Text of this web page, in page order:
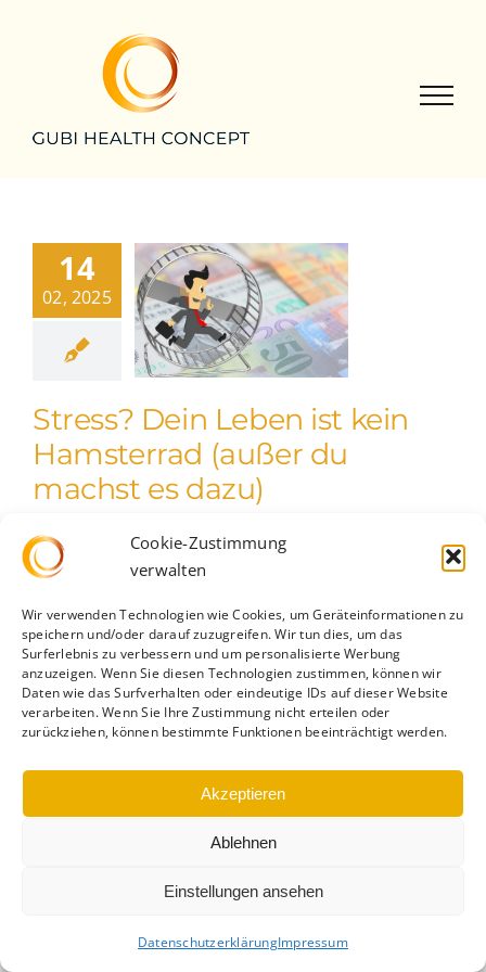
Cookie-Zustimmung
verwalten
Wir verwenden Technologien wie Cookies, um Geräteinformationen zu
speichern und/oder darauf zuzugreifen. Wir tun dies, um das
Surferlebnis zu verbessern und um personalisierte Werbung
anzuzeigen. Wenn Sie diesen Technologien zustimmen, können wir
Daten wie das Surfverhalten oder eindeutige IDs auf dieser Website
verarbeiten. Wenn Sie Ihre Zustimmung nicht erteilen oder
zurückziehen, können bestimmte Funktionen beeinträchtigt werden.
Akzeptieren
Ablehnen
Einstellungen ansehen
DatenschutzerklärungImpressum
14
02, 2025
Stress? Dein Leben ist kein
Hamsterrad (außer du
machst es dazu)
Stress ist wie ein schlechter One-Night-Stand.
Erst denkst du, [...]
Impressum|Cookie-Richtlinie